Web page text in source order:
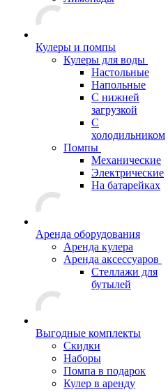
Кулеры и помпы
Кулеры для воды
Настольные
Напольные
С нижней
загрузкой
С
холодильником
Помпы
Механические
Электрические
На батарейках
Аренда оборудования
Аренда кулера
Аренда аксессуаров
Стеллажи для
бутылей
Выгодные комплекты
Скидки
Наборы
Помпа в подарок
Кулер в аренду